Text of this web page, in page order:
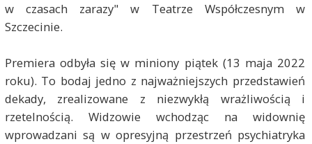
w czasach zarazy" w Teatrze Współczesnym w
Szczecinie.
Premiera odbyła się w miniony piątek (13 maja 2022
roku). To bodaj jedno z najważniejszych przedstawień
dekady, zrealizowane z niezwykłą wrażliwością i
rzetelnością. Widzowie wchodząc na widownię
wprowadzani są w opresyjną przestrzeń psychiatryka